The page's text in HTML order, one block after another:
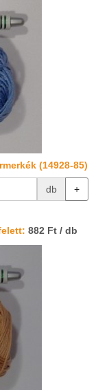
(14928-85)
db +
882 Ft / db